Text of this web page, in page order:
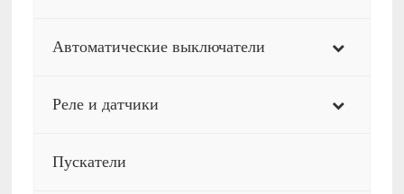
Автоматические выключатели
Реле и датчики
Пускатели